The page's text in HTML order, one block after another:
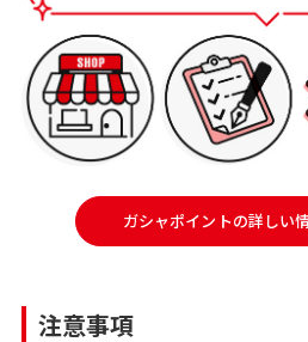
ガシャポイントの詳しい
注意事項